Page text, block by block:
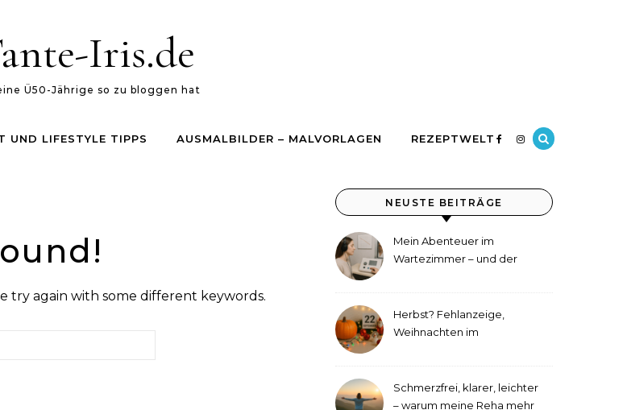
Iris.de
Ü50-Jährige so zu bloggen hat
UND LIFESTYLE TIPPS AUSMALBILDER – MALVORLAGEN REZEPTWELT
try again with some different keywords.
NEUSTE BEITRÄGE
Mein Abenteuer im
Wartezimmer – und der
Herbst? Fehlanzeige,
Weihnachten im
Schmerzfrei, klarer, leichter
– warum meine Reha mehr